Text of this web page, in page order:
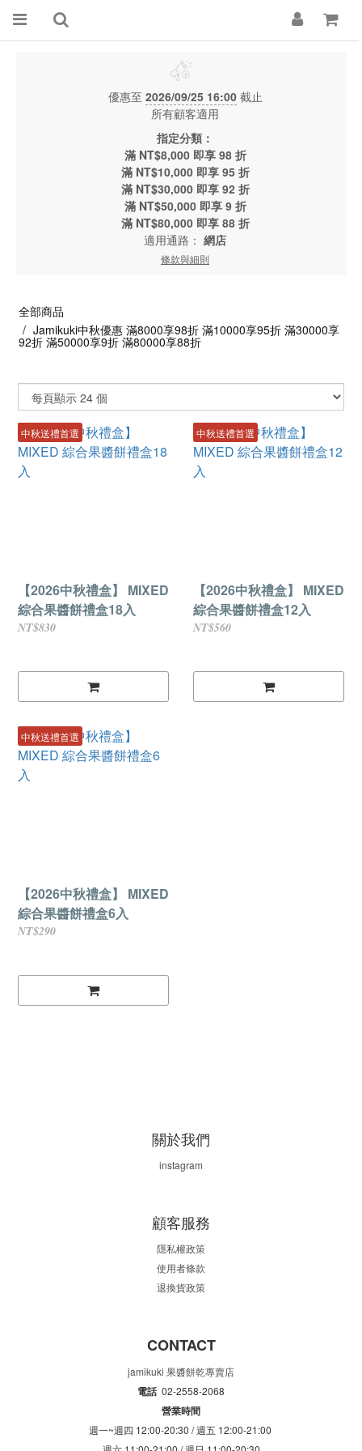
優惠至 2026/09/25 16:00截止
所有顧客適用
指定分類：
滿 NT$8,000 即享 98 折
滿 NT$10,000 即享 95 折
滿 NT$30,000 即享 92 折
滿 NT$50,000 即享 9 折
滿 NT$80,000 即享 88 折
適用通路： 網店
條款與細則
全部商品
Jamikuki中秋優惠 滿8000享98折 滿10000享95折 滿30000享
92折 滿50000享9折 滿80000享88折
中秋送禮首選
【2026中秋禮盒】 MIXED
綜合果醬餅禮盒18入
NT$830
中秋送禮首選
【2026中秋禮盒】 MIXED
綜合果醬餅禮盒12入
NT$560
中秋送禮首選
【2026中秋禮盒】 MIXED
綜合果醬餅禮盒6入
NT$290
關於我們
instagram
顧客服務
隱私權政策
使用者條款
退換貨政策
CONTACT
jamikuki 果醬餅乾專賣店
電話 02-2558-2068
營業時間
週一~週四 12:00-20:30 /週五 12:00-21:00